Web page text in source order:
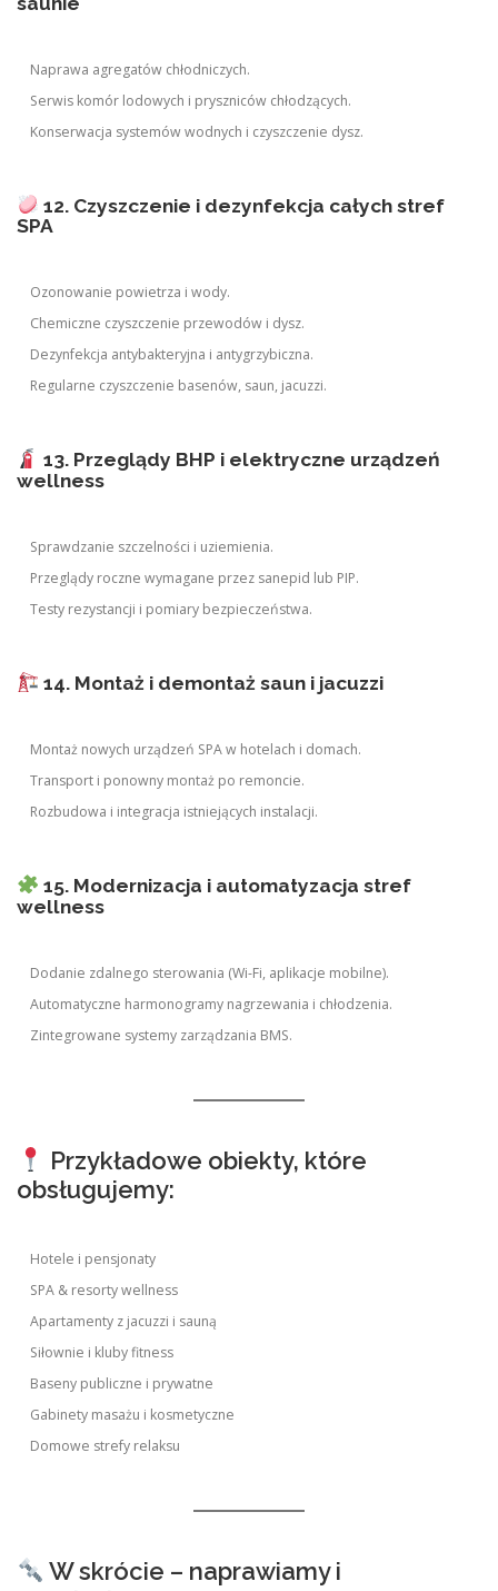
Naprawa agregatów chłodniczych.
Serwis komór lodowych i pryszniców chłodzących.
Konserwacja systemów wodnych i czyszczenie dysz.
12. Czyszczenie i dezynfekcja całych stref
SPA
Ozonowanie powietrza i wody.
Chemiczne czyszczenie przewodów i dysz.
Dezynfekcja antybakteryjna i antygrzybiczna.
Regularne czyszczenie basenów, saun, jacuzzi.
13. Przeglądy BHP i elektryczne urządzeń
wellness
Sprawdzanie szczelności i uziemienia.
Przeglądy roczne wymagane przez sanepid lub PIP.
Testy rezystancji i pomiary bezpieczeństwa.
14. Montaż i demontaż saun i jacuzzi
Montaż nowych urządzeń SPA w hotelach i domach.
Transport i ponowny montaż po remoncie.
Rozbudowa i integracja istniejących instalacji.
15. Modernizacja i automatyzacja stref
wellness
Dodanie zdalnego sterowania (Wi-Fi, aplikacje mobilne).
Automatyczne harmonogramy nagrzewania i chłodzenia.
Zintegrowane systemy zarządzania BMS.
Przykładowe obiekty, które
obsługujemy:
Hotele i pensjonaty
SPA & resorty wellness
Apartamenty z jacuzzi i sauną
Siłownie i kluby fitness
Baseny publiczne i prywatne
Gabinety masażu i kosmetyczne
Domowe strefy relaksu
W skrócie – naprawiamy i